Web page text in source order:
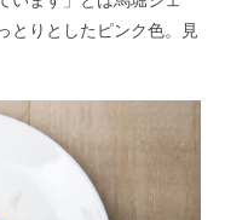
とりとしたピンク色。
見